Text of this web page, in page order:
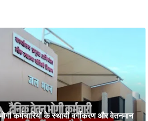
कर्मचारियों के स्थायी वर्गीकरण और वेतनमान